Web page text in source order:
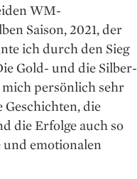
WM-
Saison, 2021, der
ich durch den Sieg
Gold- und die Silber­
persönlich sehr
die
die Erfolge auch so
emotionalen